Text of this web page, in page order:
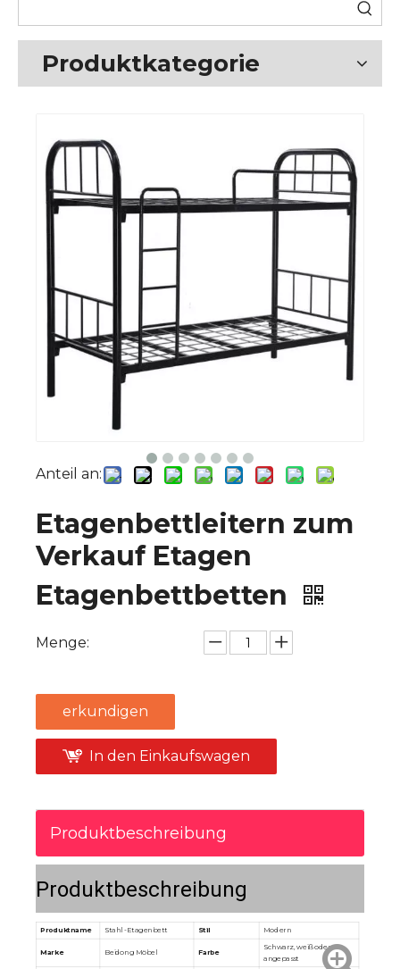
Produktkategorie
Anteil an:
Etagenbettleitern zum
Verkauf Etagen
Etagenbettbetten
Menge:
erkundigen
In den Einkaufswagen
Produktbeschreibung
Produktbeschreibung
Produktname Stahl -Etagenbett Stil Modern
Marke Beidong Möbel Farbe
Schwarz, weiß oder
angepasst